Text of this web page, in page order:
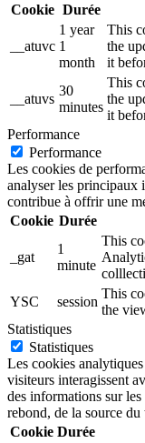
Cookie Durée
__atuvc
1 year
1
month
This
the
it
__atuvs
30
minutes
This
the
it
Performance
Performance
Les cookies de
analyser les principaux
contribue à offrir une
Cookie Durée
_gat
1
minute
This
YSC
session
This
the
Statistiques
Statistiques
Les cookies
visiteurs interagissent
des informations sur
rebond, de la source du
Cookie Durée